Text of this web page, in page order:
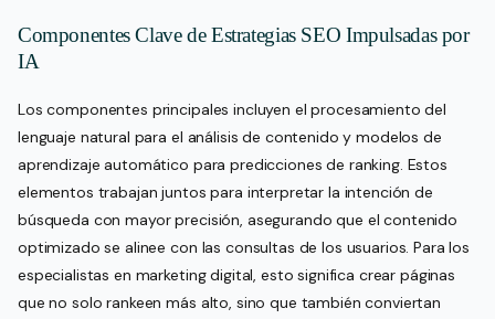
Componentes Clave de Estrategias SEO Impulsadas por
IA
Los componentes principales incluyen el procesamiento del
lenguaje natural para el análisis de contenido y modelos de
aprendizaje automático para predicciones de ranking. Estos
elementos trabajan juntos para interpretar la intención de
búsqueda con mayor precisión, asegurando que el contenido
optimizado se alinee con las consultas de los usuarios. Para los
especialistas en marketing digital, esto significa crear páginas
que no solo rankeen más alto, sino que también conviertan